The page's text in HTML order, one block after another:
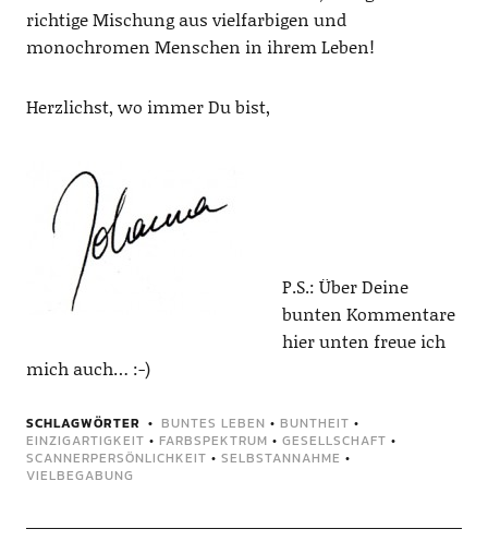
richtige Mischung aus vielfarbigen und
monochromen Menschen in ihrem Leben!
Herzlichst, wo immer Du bist,
P.S.: Über Deine
bunten Kommentare
hier unten freue ich
mich auch… :-)
SCHLAGWÖRTER BUNTES LEBEN • BUNTHEIT •
EINZIGARTIGKEIT • FARBSPEKTRUM • GESELLSCHAFT •
SCANNERPERSÖNLICHKEIT • SELBSTANNAHME •
VIELBEGABUNG